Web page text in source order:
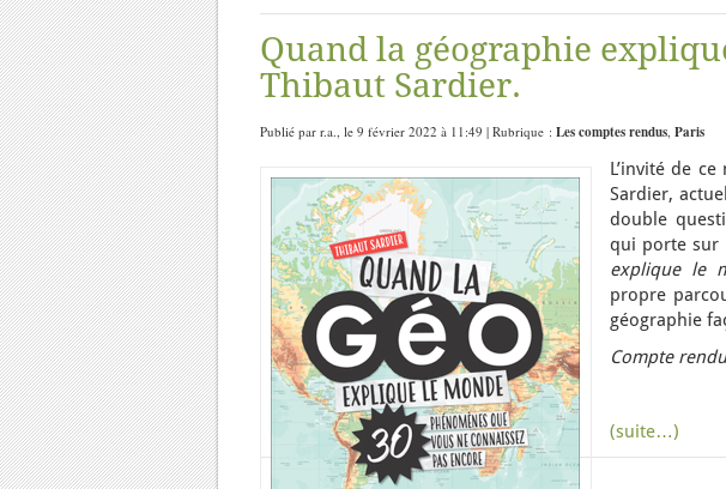
Quand la géographie
Thibaut Sardier.
Publié par r.a., le 9 février 2022 à 11:49 | Rubrique : Les comptes rendus, Paris
L’invité de
Sardier,
double
qui porte sur
explique le
propre
géographie
Compte
(suite…)